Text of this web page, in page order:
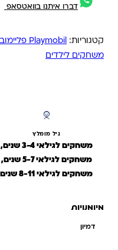
דברו איתנו בוואטסאפ
קטגוריות: Playmobil פליימוביל
משחקים לילדים
גיל מומלץ
משחקים לגילאי 3-4 שנים,
משחקים לגילאי 5-7 שנים,
משחקים לגילאי 8-11 שנים
מיומנויות
דמיון